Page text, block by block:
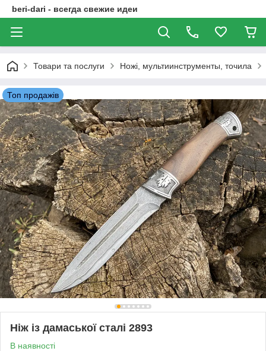
beri-dari - всегда свежие идеи
Товари та послуги Ножі, мультиинструменты, точила
Топ продажів
Ніж із дамаської сталі 2893
В наявності